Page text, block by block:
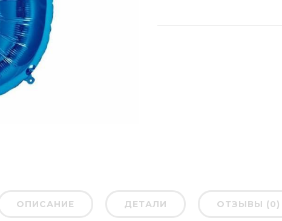
ОПИСАНИЕ ДЕТАЛИ ОТЗЫВЫ (0)